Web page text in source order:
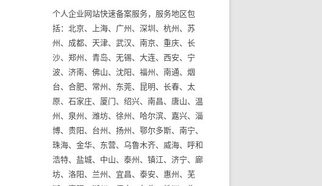
个人企业网站快速备案服务，服务地区包
括：北京、上海、广州、深圳、杭州、苏
州、成都、天津、武汉、南京、重庆、长
沙、郑州、青岛、无锡、大连、西安、宁
波、济南、佛山、沈阳、福州、南通、烟
台、合肥、常州、东莞、昆明、长春、太
原、石家庄、厦门、绍兴、南昌、唐山、温
州、泉州、潍坊、徐州、哈尔滨、嘉兴、淄
博、贵阳、台州、扬州、鄂尔多斯、南宁、
珠海、金华、东营、乌鲁木齐、威海、呼和
浩特、盐城、中山、泰州、镇江、济宁、廊
坊、洛阳、兰州、宜昌、泰安、惠州、芜